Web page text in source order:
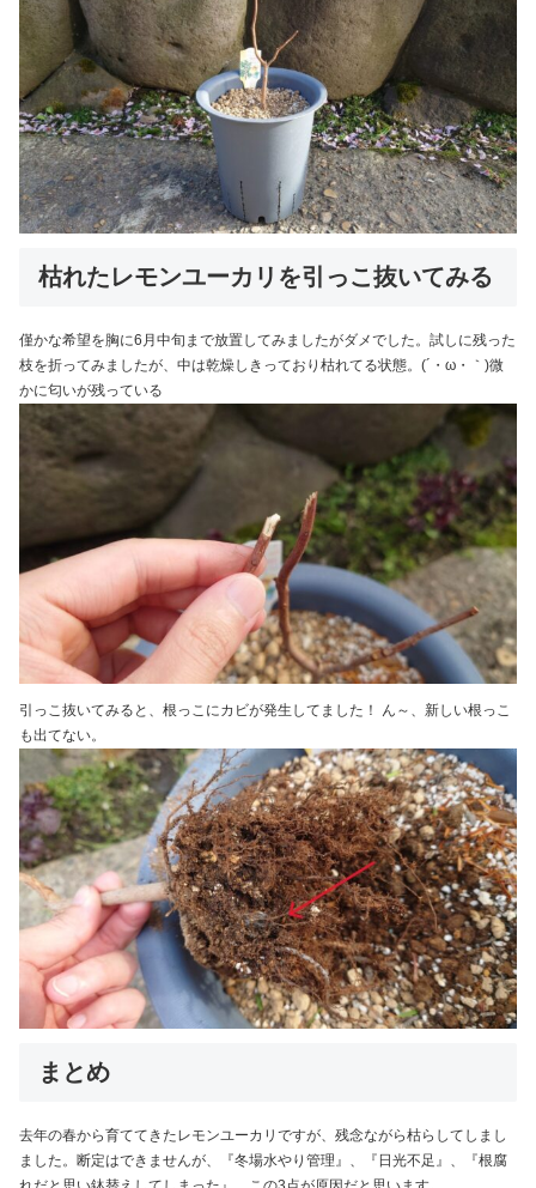
枯れたレモンユーカリを引っこ抜いてみる
僅かな希望を胸に6月中旬まで放置してみましたがダメでした。試しに残った
枝を折ってみましたが、中は乾燥しきっており枯れてる状態。(´・ω・｀)微
かに匂いが残っている
引っこ抜いてみると、根っこにカビが発生してました！ ん～、新しい根っこ
も出てない。
まとめ
去年の春から育ててきたレモンユーカリですが、残念ながら枯らしてしまし
ました。断定はできませんが、『冬場水やり管理』、『日光不足』、『根腐